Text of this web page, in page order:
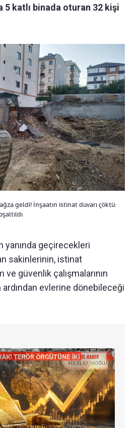
5 katlı binada oturan 32 kişi
geldi! İnşaatın istinat duvarı çöktü:
yanında geçirecekleri
sakinlerinin, istinat
ve güvenlik çalışmalarının
ardından evlerine dönebileceği